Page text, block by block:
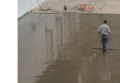
New fast
With MC-Floor Screed,
production facilities,
handling areas –
access – can be repaired
prevádzkovanej
Prevádzkovateľom
Cherry Ave., San
jednu z našich stránok
vytvorí sa spojenie na
YouTube bude
navštívili. Keď ste